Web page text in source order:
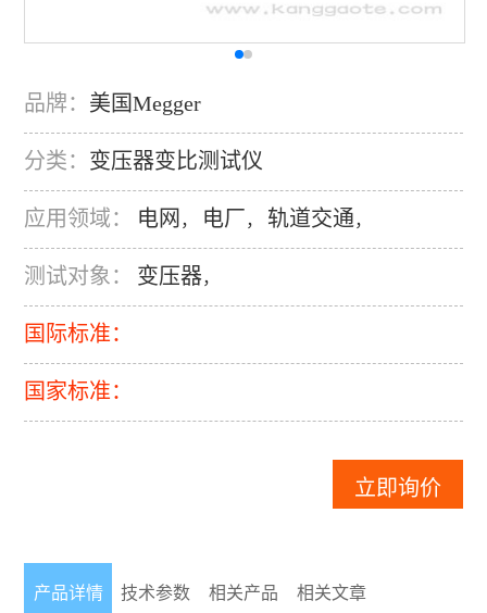
品牌： 美国Megger
分类： 变压器变比测试仪
应用领域： 电网 ， 电厂， 轨道交通，
测试对象： 变压器，
国际标准：
国家标准：
立即询价
产品详情 技术参数 相关产品 相关文章